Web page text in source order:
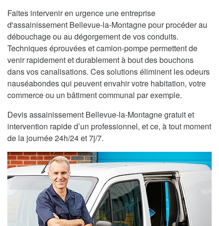
Faites intervenir en urgence une entreprise
d'assainissement Bellevue-la-Montagne pour procéder au
débouchage ou au dégorgement de vos conduits.
Techniques éprouvées et camion-pompe permettent de
venir rapidement et durablement à bout des bouchons
dans vos canalisations. Ces solutions éliminent les odeurs
nauséabondes qui peuvent envahir votre habitation, votre
commerce ou un bâtiment communal par exemple.
Devis assainissement Bellevue-la-Montagne gratuit et
intervention rapide d’un professionnel, et ce, à tout moment
de la journée 24h/24 et 7j/7.